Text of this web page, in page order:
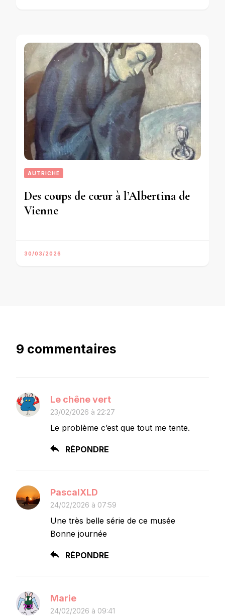
AUTRICHE
Des coups de cœur à l’Albertina de
Vienne
30/03/2026
9 commentaires
Le chêne vert
23/02/2026 à 22:27
Le problème c’est que tout me tente.
RÉPONDRE
PascalXLD
24/02/2026 à 07:59
Une très belle série de ce musée
Bonne journée
RÉPONDRE
Marie
24/02/2026 à 09:41